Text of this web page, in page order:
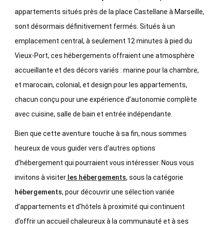
appartements situés près de la place Castellane à Marseille,
sont désormais définitivement fermés. Situés à un
emplacement central, à seulement 12 minutes à pied du
Vieux-Port, ces hébergements offraient une atmosphère
accueillante et des décors variés : marine pour la chambre,
et marocain, colonial, et design pour les appartements,
chacun conçu pour une expérience d’autonomie complète
avec cuisine, salle de bain et entrée indépendante.
Bien que cette aventure touche à sa fin, nous sommes
heureux de vous guider vers d’autres options
d’hébergement qui pourraient vous intéresser. Nous vous
invitons à visiter les hébergements, sous la catégorie
hébergements, pour découvrir une sélection variée
d’appartements et d’hôtels à proximité qui continuent
d’offrir un accueil chaleureux à la communauté et à ses